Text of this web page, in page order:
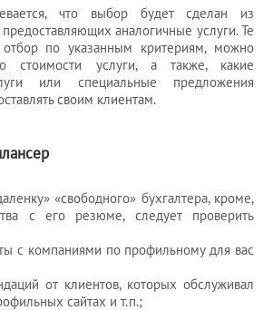
что выбор будет сделан из
аналогичные услуги. Те
по указанным критериям, можно
стоимости услуги, а также, какие
или специальные предложения
своим клиентам.
«свободного» бухгалтера, кроме,
с его резюме, следует проверить
с компаниями по профильному для вас
от клиентов, которых обслуживал
сайтах и т.п.;